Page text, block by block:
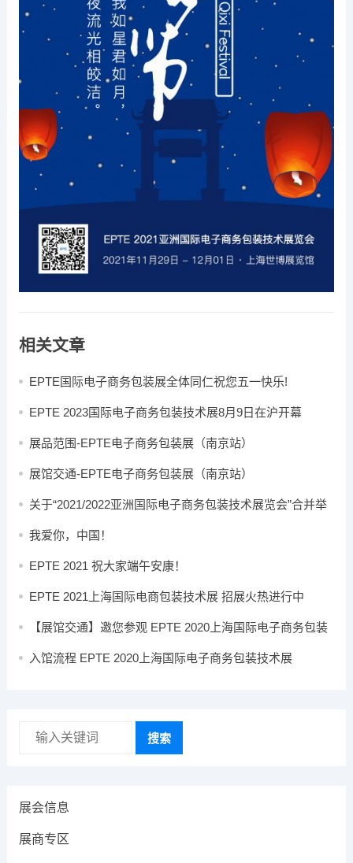
相关文章
EPTE国际电子商务包装展全体同仁祝您五一快乐!
EPTE 2023国际电子商务包装技术展8月9日在沪开幕
展品范围-EPTE电子商务包装展（南京站）
展馆交通-EPTE电子商务包装展（南京站）
关于“2021/2022亚洲国际电子商务包装技术展览会”合并举
办的通知
我爱你，中国！
EPTE 2021 祝大家端午安康！
EPTE 2021上海国际电商包装技术展 招展火热进行中
【展馆交通】邀您参观 EPTE 2020上海国际电子商务包装
技术展
入馆流程 EPTE 2020上海国际电子商务包装技术展
搜索
展会信息
展商专区